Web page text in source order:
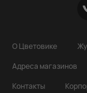
О Цветовике
Адреса магазинов
Контакты